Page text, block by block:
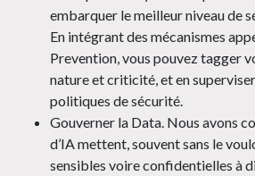
embarquer le meilleur niveau de
En intégrant des mécanismes
Prevention, vous pouvez tagger
nature et criticité, et en superviser
politiques de sécurité.
Gouverner la Data. Nous avons
d’IA mettent, souvent sans le
sensibles voire confidentielles à